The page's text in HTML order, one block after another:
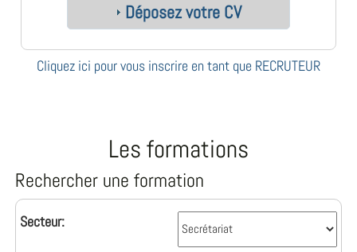
Déposez votre CV
Cliquez ici pour vous inscrire en tant que RECRUTEUR
Les formations
Rechercher une formation
Secteur: